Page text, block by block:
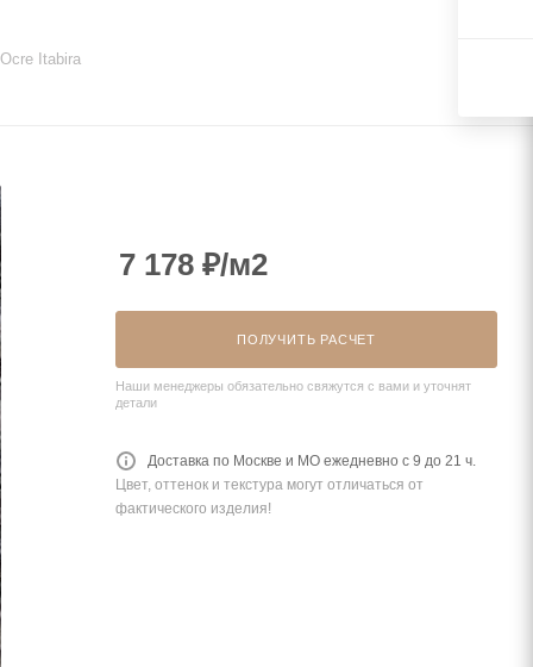
Itabira
7 178 ₽/м2
ПОЛУЧИТЬ РАСЧЕТ
Наши менеджеры обязательно свяжутся с вами и уточнят
детали
Доставка по Москве и МО ежедневно с 9 до 21 ч.
Цвет, оттенок и текстура могут отличаться от
фактического изделия!